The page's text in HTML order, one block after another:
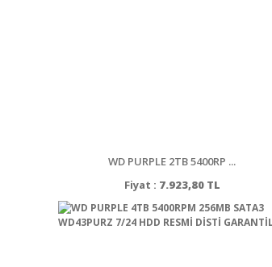
WD PURPLE 2TB 5400RP ...
Fiyat : 7.923,80 TL